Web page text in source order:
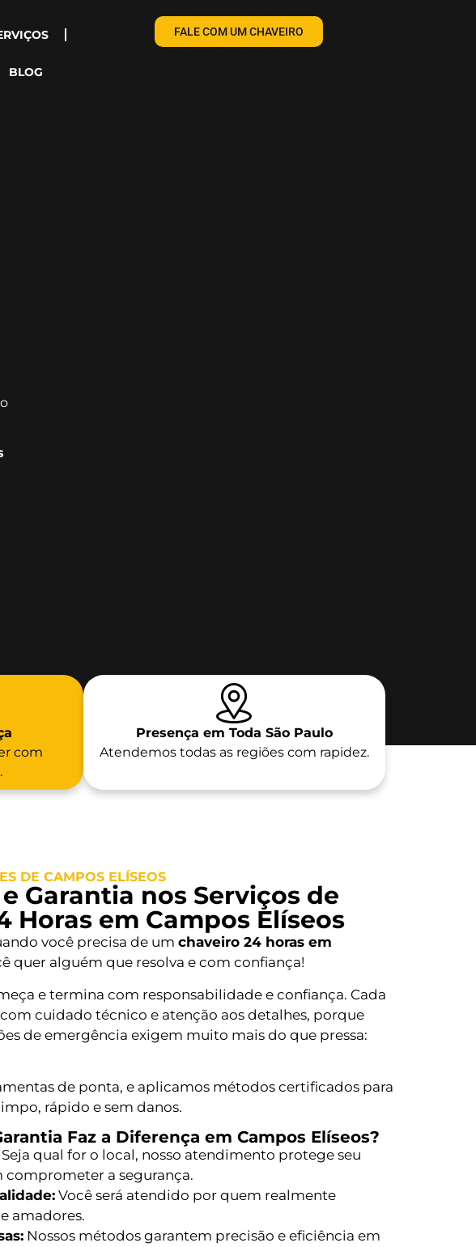
BLOG
FALE COM UM CHAVEIRO
com
Presença em Toda São Paulo
Atendemos todas as regiões com rapidez.
DE CAMPOS ELÍSEOS
Garantia nos Serviços de
Horas em Campos Elíseos
você precisa de um chaveiro 24 horas em
quer alguém que resolva e com confiança!
e termina com responsabilidade e confiança. Cada
cuidado técnico e atenção aos detalhes, porque
de emergência exigem muito mais do que pressa:
de ponta, e aplicamos métodos certificados para
rápido e sem danos.
Faz a Diferença em Campos Elíseos?
Seja qual for o local, nosso atendimento protege seu
a segurança.
Você será atendido por quem realmente
amadores.
Nossos métodos garantem precisão e eficiência em